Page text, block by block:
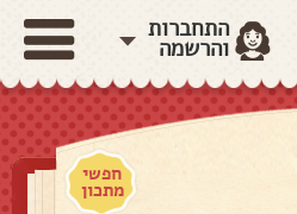
התחברות
והרשמה
חפשי
מתכון